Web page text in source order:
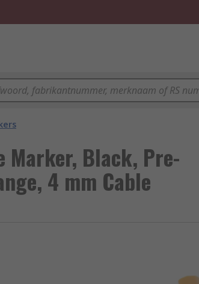
Marker, Black, Pre-
4 mm Cable